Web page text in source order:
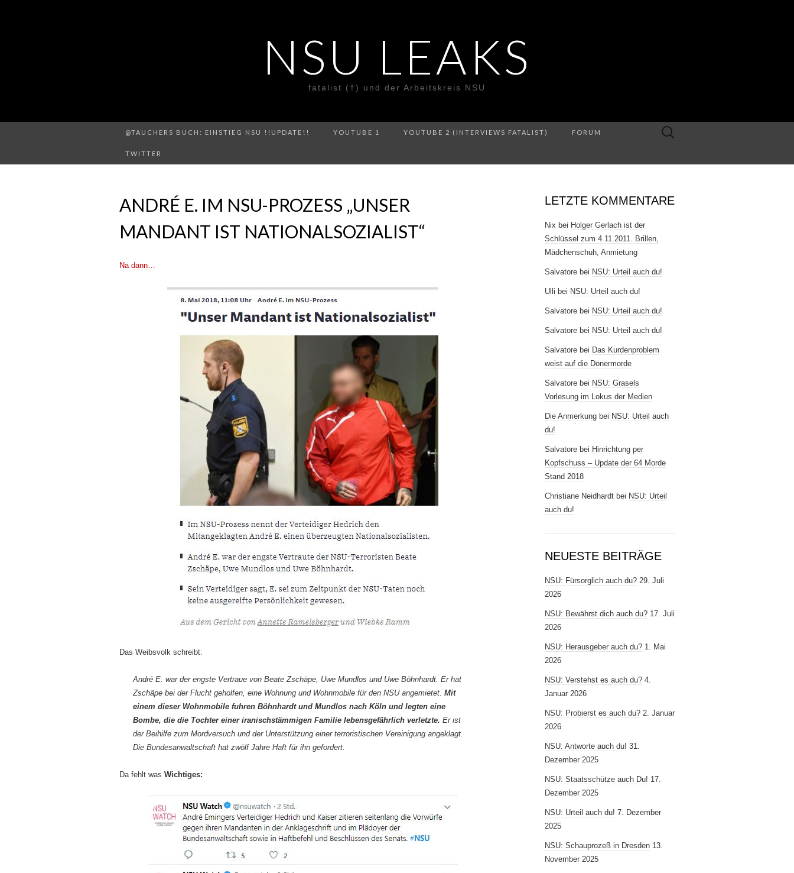
NSU LEAKS
fatalist (†) und der Arbeitskreis NSU
@TAUCHERS BUCH: EINSTIEG NSU !!UPDATE!! YOUTUBE 1 YOUTUBE 2 (INTERVIEWS FATALIST) FORUM
TWITTER
Suche
ANDRÉ E. IM NSU-PROZESS „UNSER
MANDANT IST NATIONALSOZIALIST“
Na dann…
Das Weibsvolk schreibt:
André E. war der engste Vertraue von Beate Zschäpe, Uwe Mundlos und Uwe Böhnhardt. Er hat
Zschäpe bei der Flucht geholfen, eine Wohnung und Wohnmobile für den NSU angemietet. Mit
einem dieser Wohnmobile fuhren Böhnhardt und Mundlos nach Köln und legten eine
Bombe, die die Tochter einer iranischstämmigen Familie lebensgefährlich verletzte. Er ist
der Beihilfe zum Mordversuch und der Unterstützung einer terroristischen Vereinigung angeklagt.
Die Bundesanwaltschaft hat zwölf Jahre Haft für ihn gefordert.
Da fehlt was Wichtiges:
LETZTE KOMMENTARE
Nix bei Holger Gerlach ist der
Schlüssel zum 4.11.2011. Brillen,
Mädchenschuh, Anmietung
Salvatore bei NSU: Urteil auch du!
Ulli bei NSU: Urteil auch du!
Salvatore bei NSU: Urteil auch du!
Salvatore bei NSU: Urteil auch du!
Salvatore bei Das Kurdenproblem
weist auf die Dönermorde
Salvatore bei NSU: Grasels
Vorlesung im Lokus der Medien
Die Anmerkung bei NSU: Urteil auch
du!
Salvatore bei Hinrichtung per
Kopfschuss – Update der 64 Morde
Stand 2018
Christiane Neidhardt bei NSU: Urteil
auch du!
NEUESTE BEITRÄGE
NSU: Fürsorglich auch du? 29. Juli
2026
NSU: Bewährst dich auch du? 17. Juli
2026
NSU: Herausgeber auch du? 1. Mai
2026
NSU: Verstehst es auch du? 4.
Januar 2026
NSU: Probierst es auch du? 2. Januar
2026
NSU: Antworte auch du! 31.
Dezember 2025
NSU: Staatsschütze auch Du! 17.
Dezember 2025
NSU: Urteil auch du! 7. Dezember
2025
NSU: Schauprozeß in Dresden 13.
November 2025